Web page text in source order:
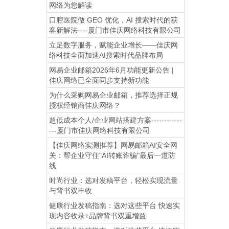
网络为您解读
口腔医院做 GEO 优化，AI 搜索时代的获
客新解法----厦门市佳庆网络科技有限公司
立足数字服务，赋能企业增长——佳庆网
络科技全面加速AI搜索时代品牌布局
网易企业邮箱2026年6月功能更新公告 |
佳庆网络已全面同步支持新功能
为什么采购网易企业邮箱，推荐选择正规
授权经销商佳庆网络？
超低成本个人/企业网站搭建方案------------
---厦门市佳庆网络科技有限公司
【佳庆网络实测推荐】网易邮箱AI安全网
关：帮企业守住"AI转账诈骗"最后一道防
线
时尚行业：选对发稿平台，轻松实现流量
与背书双丰收
健康行业发稿指南：选对这些平台 快速实
现内容收录+品牌背书双重增益